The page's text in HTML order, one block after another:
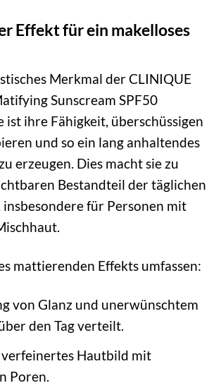
Effekt für ein makelloses
Merkmal der CLINIQUE
Sunscream SPF50
ist ihre Fähigkeit, überschüssigen
und so ein lang anhaltendes
erzeugen. Dies macht sie zu
Bestandteil der täglichen
für Personen mit
mattierenden Effekts umfassen:
von Glanz und unerwünschtem
den Tag verteilt.
verfeinertes Hautbild mit
Poren.